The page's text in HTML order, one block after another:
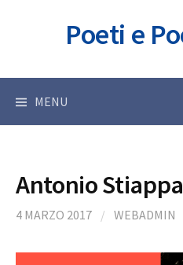
Poeti e
MENU
Antonio
4 MARZO 2017 / WEBADMIN